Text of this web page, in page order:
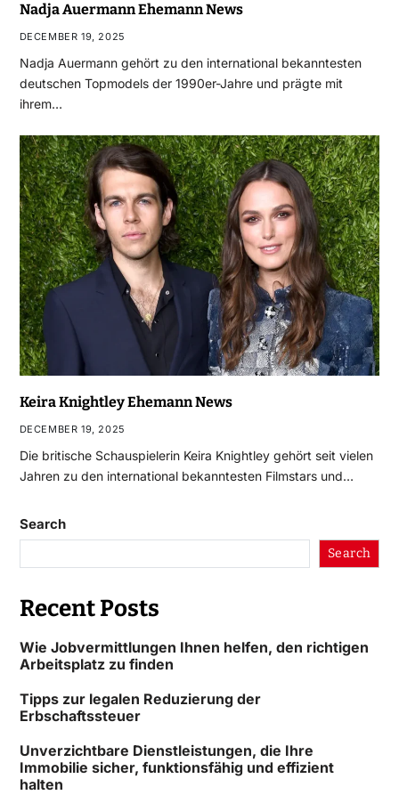
Nadja Auermann Ehemann News
DECEMBER 19, 2025
Nadja Auermann gehört zu den international bekanntesten
deutschen Topmodels der 1990er-Jahre und prägte mit
ihrem…
Keira Knightley Ehemann News
DECEMBER 19, 2025
Die britische Schauspielerin Keira Knightley gehört seit vielen
Jahren zu den international bekanntesten Filmstars und…
Search
Search
Recent Posts
Wie Jobvermittlungen Ihnen helfen, den richtigen
Arbeitsplatz zu finden
Tipps zur legalen Reduzierung der
Erbschaftssteuer
Unverzichtbare Dienstleistungen, die Ihre
Immobilie sicher, funktionsfähig und effizient
halten